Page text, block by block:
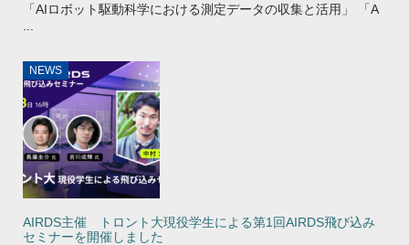
「AIロボット駆動科学における測定データの収集と活用」 「A
NEWS
AIRDS主催 トロント大現役学生による第1回AIRDS飛び込み
セミナーを開催しました